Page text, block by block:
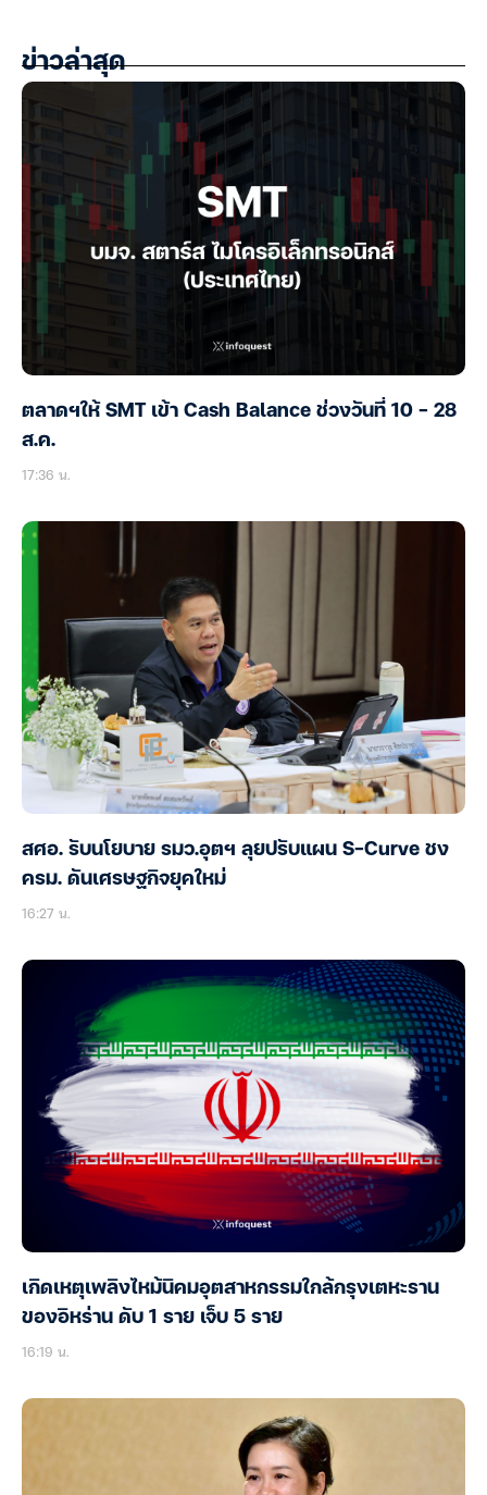
ข่าวล่าสุด
ตลาดฯให้ SMT เข้า Cash Balance ช่วงวันที่ 10 – 28
ส.ค.
17:36 น.
สศอ. รับนโยบาย รมว.อุตฯ ลุยปรับแผน S-Curve ชง
ครม. ดันเศรษฐกิจยุคใหม่
16:27 น.
เกิดเหตุเพลิงไหม้นิคมอุตสาหกรรมใกล้กรุงเตหะราน
ของอิหร่าน ดับ 1 ราย เจ็บ 5 ราย
16:19 น.